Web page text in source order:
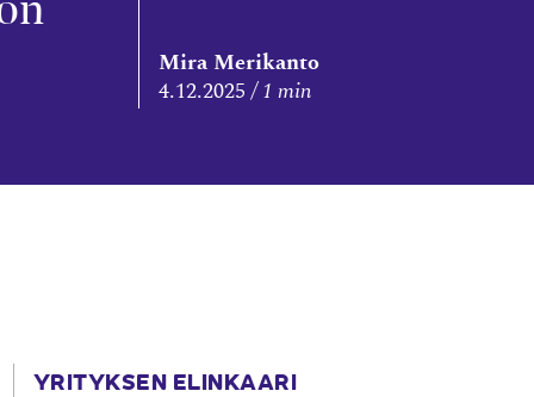
Mira Merikanto
4.12.2025
1 min
YRITYKSEN ELINKAARI